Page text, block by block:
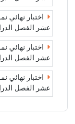
عشر الفصل الدراسي
عشر الفصل الدراسي
عشر الفصل الدراسي